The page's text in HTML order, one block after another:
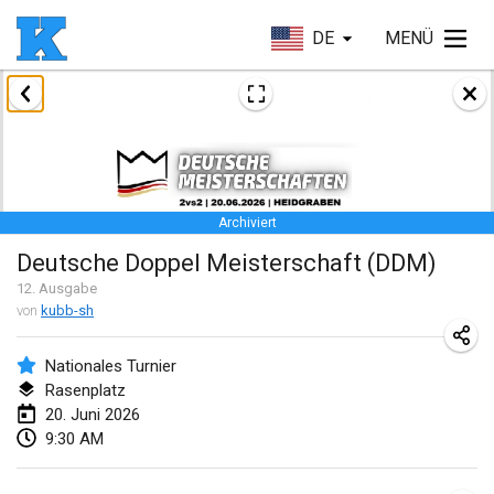
DE MENÜ
Archiviert
Deutsche Doppel Meisterschaft (DDM)
12 . Ausgabe
von kubb-sh
Nationales Turnier
Rasenplatz
20. Juni 2026
9:30 AM
Januar 2026
Skuffle for the Shovel
17. Jan. 2026| Vereinigte Staaten
Skuffle for the Shovel
17. Jan. 2026|Vereinigte Staaten
Winterkubb
25. Jan. 2026|Belgien
März 2026
Winter Kubb Mött
1. März 2026|Deutschland